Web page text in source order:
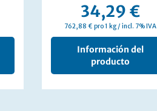
34,29 €
762,88 € pro 1 kg / incl. 7% IVA
Información del
producto